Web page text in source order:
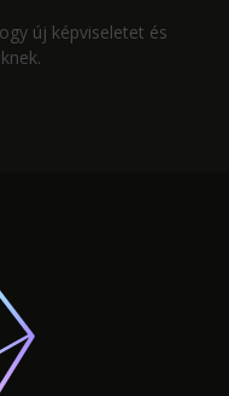
új képviseletet és